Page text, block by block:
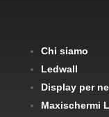
Chi siamo
Ledwall
Display per
Maxischermi